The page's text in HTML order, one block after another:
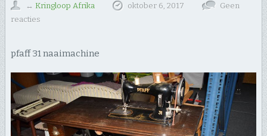
↔ Kringloop Afrika oktober 6, 2017
Geen
reacties
pfaff 31 naaimachine